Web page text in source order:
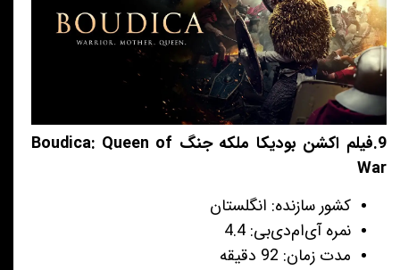
9.فیلم اکشن بودیکا ملکه جنگ Boudica: Queen of
War
کشور سازنده: انگلستان
نمره آی‌ام‌دی‌بی: 4.4
مدت زمان: 92 دقیقه